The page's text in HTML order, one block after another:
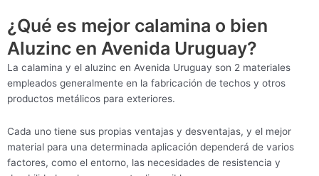
¿Qué es mejor calamina o bien
Aluzinc en Avenida Uruguay?
La calamina y el aluzinc en Avenida Uruguay son 2 materiales
empleados generalmente en la fabricación de techos y otros
productos metálicos para exteriores.
Cada uno tiene sus propias ventajas y desventajas, y el mejor
material para una determinada aplicación dependerá de varios
factores, como el entorno, las necesidades de resistencia y